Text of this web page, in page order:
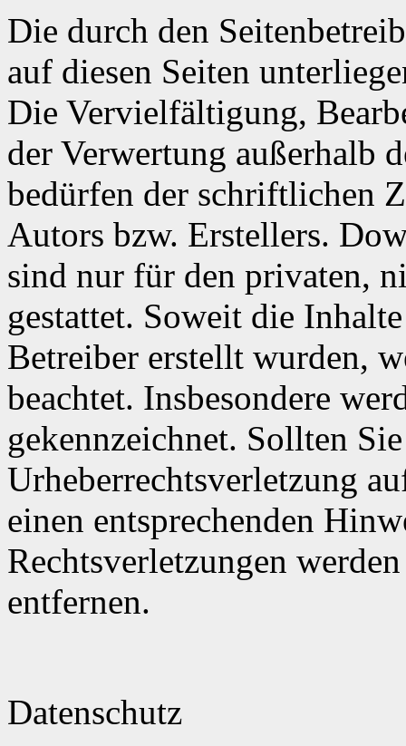
Die durch den
auf diesen Seiten
Die Vervielfältigung,
der Verwertung außerhalb
bedürfen der schriftlichen
Autors bzw. Erstellers.
sind nur für den privaten,
gestattet. Soweit die
Betreiber erstellt wurden,
beachtet. Insbesondere
gekennzeichnet. Sollten
Urheberrechtsverletzung
einen entsprechenden
Rechtsverletzungen
entfernen.
Datenschutz